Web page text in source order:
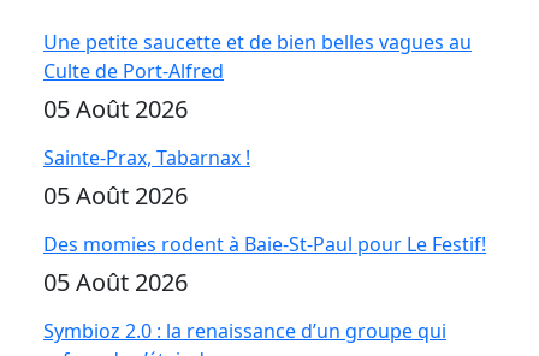
Une petite saucette et de bien belles vagues au
Culte de Port-Alfred
05 Août 2026
Sainte-Prax, Tabarnax !
05 Août 2026
Des momies rodent à Baie-St-Paul pour Le Festif!
05 Août 2026
Symbioz 2.0 : la renaissance d’un groupe qui